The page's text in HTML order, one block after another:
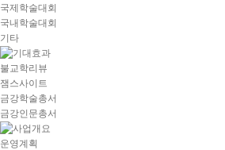
국제학술대회
국내학술대회
기타
불교학리뷰
잼스사이트
금강학술총서
금강인문총서
운영계획